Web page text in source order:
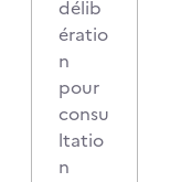
délib
ératio
n
pour
consu
ltatio
n